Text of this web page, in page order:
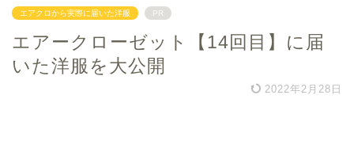
エアクロから実際に届いた洋服 PR
エアークローゼット【14回目】に届
いた洋服を大公開
2022年2月28日